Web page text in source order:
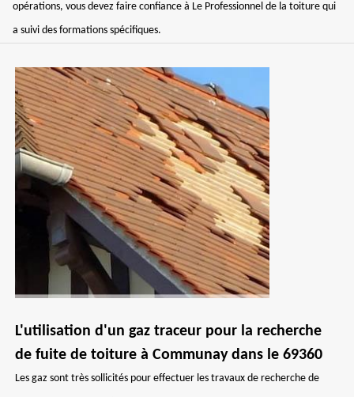
opérations, vous devez faire confiance à Le Professionnel de la toiture qui
a suivi des formations spécifiques.
L'utilisation d'un gaz traceur pour la recherche
de fuite de toiture à Communay dans le 69360
Les gaz sont très sollicités pour effectuer les travaux de recherche de